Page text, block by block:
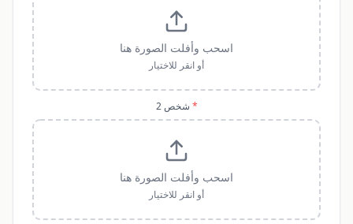
اسحب وأفلت الصورة هنا
أو انقر للاختيار
شخص 2 *
اسحب وأفلت الصورة هنا
أو انقر للاختيار